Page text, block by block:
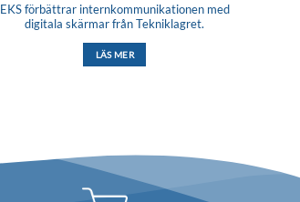
EKS förbättrar internkommunikationen med
digitala skärmar från Tekniklagret.
LÄS MER